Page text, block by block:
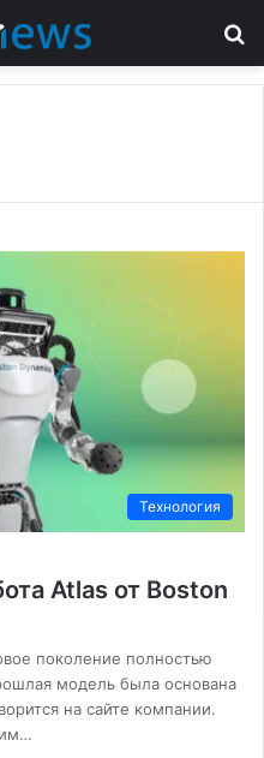
Технология
Atlas от Boston
поколение полностью
модель была основана
на сайте компании.